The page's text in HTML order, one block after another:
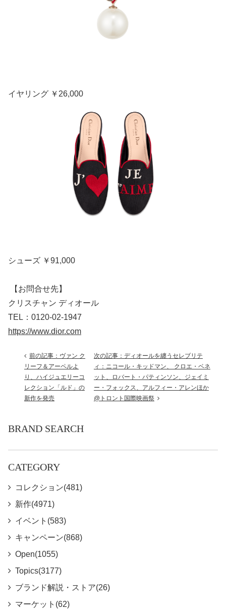
イヤリング ￥26,000
シューズ ￥91,000
【お問合せ先】
クリスチャン ディオール
TEL：0120-02-1947
https://www.dior.com
前の記事：ヴァン ク
リーフ＆アーペルよ
り、ハイジュエリーコ
レクション「ルド」の
新作を発売
次の記事：ディオールを纏うセレブリテ
ィ：ニコール・キッドマン、 クロエ・ベネ
ット、ロバート・パティンソン、ジェイミ
ー・フォックス、アルフィー・アレンほか
@トロント国際映画祭
BRAND SEARCH
CATEGORY
コレクション(481)
新作(4971)
イベント(583)
キャンペーン(868)
Open(1055)
Topics(3177)
ブランド解説・ストア(26)
マーケット(62)